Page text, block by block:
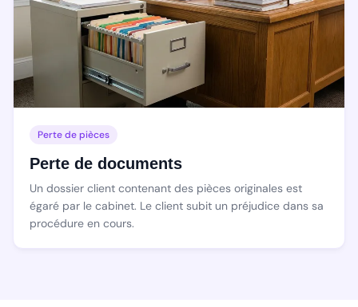
Perte de pièces
Perte de documents
Un dossier client contenant des pièces originales est
égaré par le cabinet. Le client subit un préjudice dans sa
procédure en cours.